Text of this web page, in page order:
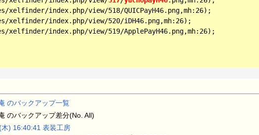
index.php/view/518/QUICPayH46.png,mh:26);
xelfinder/index.php/view/520/iDH46.png,mh:26);
xelfinder/index.php/view/519/ApplePayH46.png,mh:26);
のバックアップ一覧
のバックアップ差分(No. All)
) 16:40:41 表装工房